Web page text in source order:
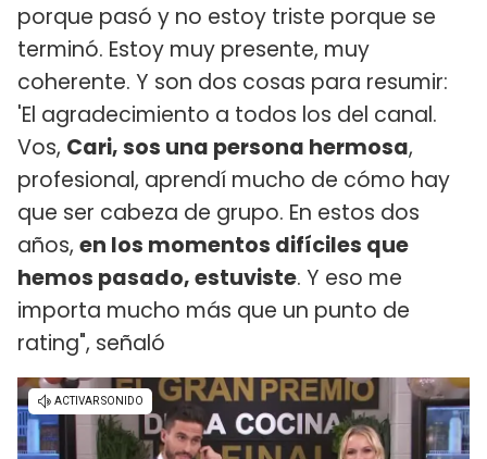
porque pasó y no estoy triste porque se
terminó. Estoy muy presente, muy
coherente. Y son dos cosas para resumir:
'El agradecimiento a todos los del canal.
Vos, Cari, sos una persona hermosa,
profesional, aprendí mucho de cómo hay
que ser cabeza de grupo. En estos dos
años, en los momentos difíciles que
hemos pasado, estuviste. Y eso me
importa mucho más que un punto de
rating", señaló